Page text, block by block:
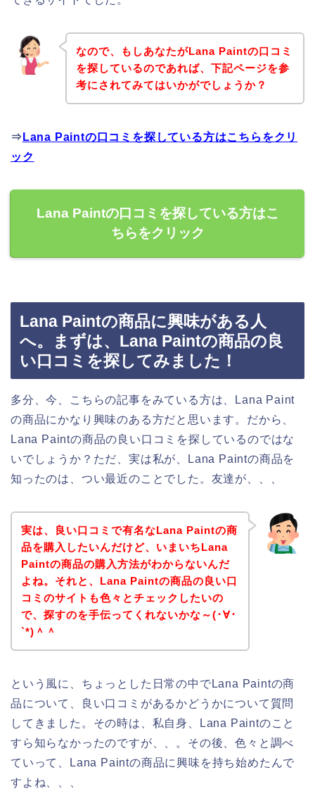
なので、もしあなたがLana Paintの口コミ
を探しているのであれば、下記ページを参
考にされてみてはいかがでしょうか？
⇒ Lana Paintの口コミを探している方はこちらをクリ
ック
Lana Paintの口コミを探している方はこ
ちらをクリック
Lana Paintの商品に興味がある人
へ。まずは、Lana Paintの商品の良
い口コミを探してみました！
多分、今、こちらの記事をみている方は、Lana Paint
の商品にかなり興味のある方だと思います。だから、
Lana Paintの商品の良い口コミを探しているのではな
いでしょうか？ただ、実は私が、Lana Paintの商品を
知ったのは、つい最近のことでした。友達が、、、
実は、良い口コミで有名なLana Paintの商
品を購入したいんだけど、いまいちLana
Paintの商品の購入方法がわからないんだ
よね。それと、Lana Paintの商品の良い口
コミのサイトも色々とチェックしたいの
で、探すのを手伝ってくれないかな～(･∀･
`*)＾＾
という風に、ちょっとした日常の中でLana Paintの商
品について、良い口コミがあるかどうかについて質問
してきました。その時は、私自身、Lana Paintのこと
すら知らなかったのですが、、。その後、色々と調べ
ていって、Lana Paintの商品に興味を持ち始めたんで
すよね、、、